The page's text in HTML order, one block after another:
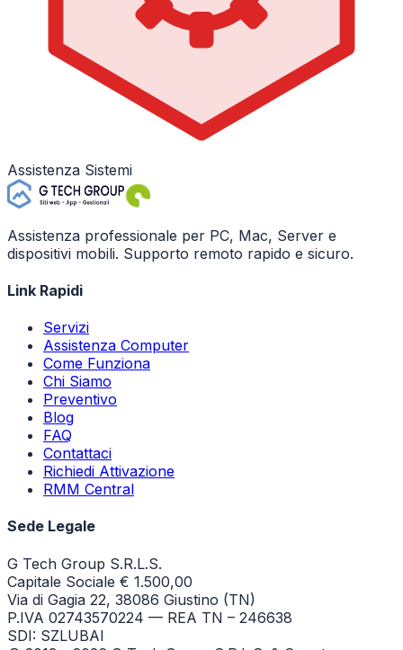
Assistenza Sistemi
Assistenza professionale per PC, Mac, Server e
dispositivi mobili. Supporto remoto rapido e sicuro.
Link Rapidi
Servizi
Assistenza Computer
Come Funziona
Chi Siamo
Preventivo
Blog
FAQ
Contattaci
Richiedi Attivazione
RMM Central
Sede Legale
G Tech Group S.R.L.S.
Capitale Sociale € 1.500,00
Via di Gagia 22, 38086 Giustino (TN)
P.IVA 02743570224 — REA TN – 246638
SDI: SZLUBAI